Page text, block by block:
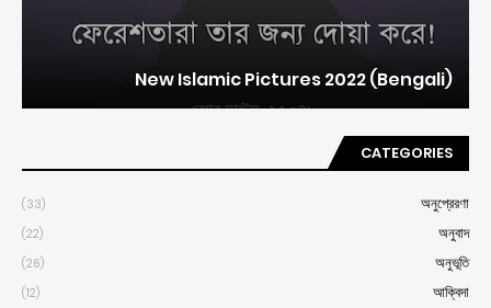
New Islamic Pictures 2022 (Bengali)
CATEGORIES
অনুপ্রেরণা
(33)
অনুবাদ
(22)
অনুভূতি
(26)
আক্বিদা
(12)